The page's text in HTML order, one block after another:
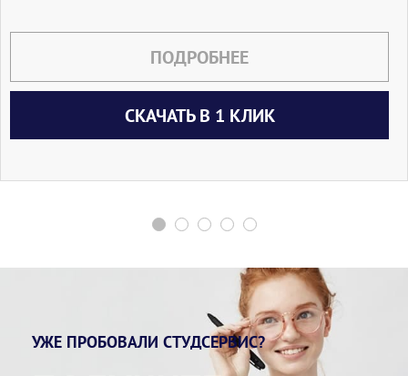
ПОДРОБНЕЕ
СКАЧАТЬ В 1 КЛИК
УЖЕ ПРОБОВАЛИ СТУДСЕРВИС?